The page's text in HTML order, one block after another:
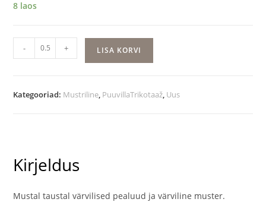
8 laos
Värvilised
pealuud
- + LISA KORVI
Kategooriad: Mustriline PuuvillaTrikotaaž Uus
Kirjeldus
Mustal taustal värvilised pealuud ja värviline muster.